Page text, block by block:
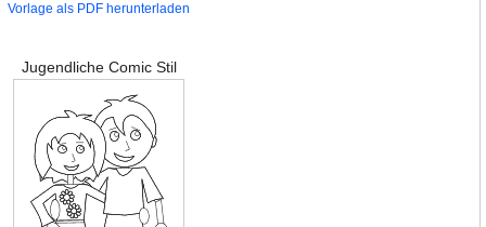
Vorlage als PDF herunterladen
Jugendliche Comic Stil